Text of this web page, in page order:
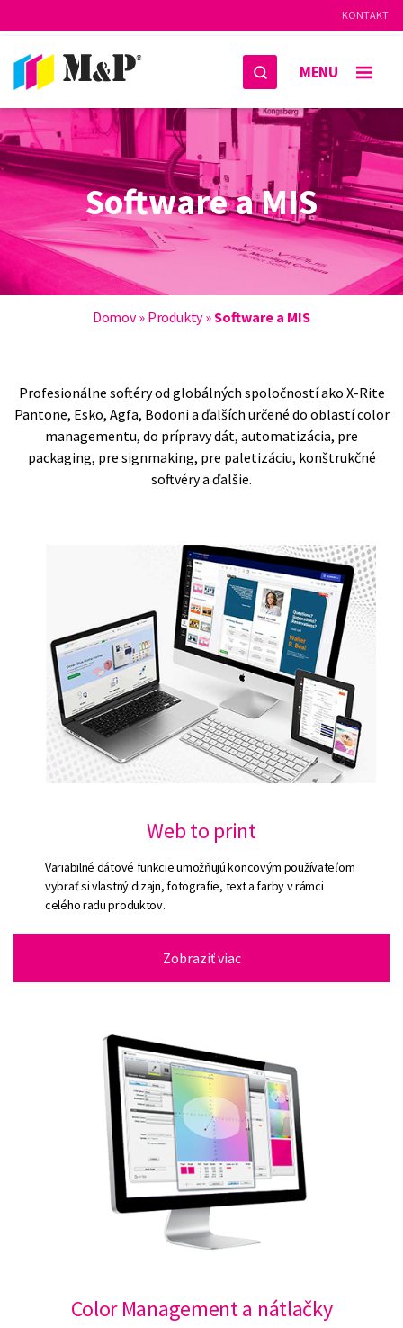
KONTAKT
MENU
Software a MIS
Domov» Produkty»Software a MIS
Profesionálne softéry od globálných spoločností ako X-Rite
Pantone, Esko, Agfa, Bodoni a ďalších určené do oblastí color
managementu, do prípravy dát, automatizácia, pre
packaging, pre signmaking, pre paletizáciu, konštrukčné
softvéry a ďalšie.
Web to print
Variabilné dátové funkcie umožňujú koncovým používateľom
vybrať si vlastný dizajn, fotografie, text a farby v rámci
celého radu produktov.
Zobraziť viac
Color Management a nátlačky